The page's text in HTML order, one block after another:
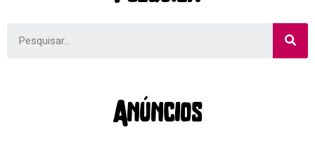
Anúncios